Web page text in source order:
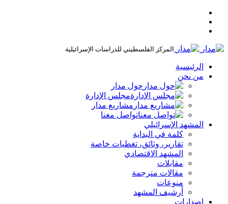
المركز الفلسطيني للدراسات الإسرائيلية
الرئيسية
من نحن
حول مدار
مجلس الإدارة
مشاريع مدار
تواصل معنا
المشهد الإسرائيلي
كلمة في البداية
تقارير، وثائق، تغطيات خاصة
المشهد الاقتصادي
مقابلات
مقالات مترجمة
منوعات
أرشيف المشهد
إصدارات